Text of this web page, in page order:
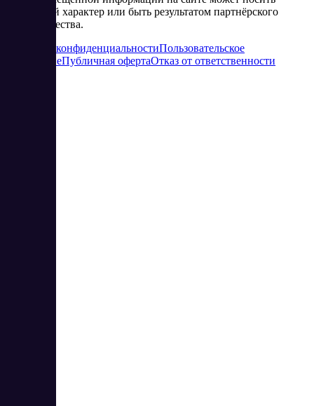
рекламный характер или быть результатом партнёрского
сотрудничества.
Политика конфиденциальностиПользовательское
соглашениеПубличная офертаОтказ от ответственности